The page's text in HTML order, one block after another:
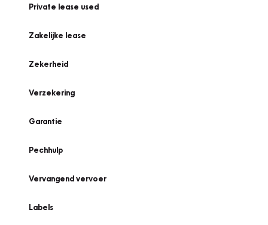
Private lease used
Zakelijke lease
Zekerheid
Verzekering
Garantie
Pechhulp
Vervangend vervoer
Labels